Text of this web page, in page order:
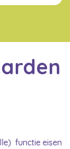
functie eisen